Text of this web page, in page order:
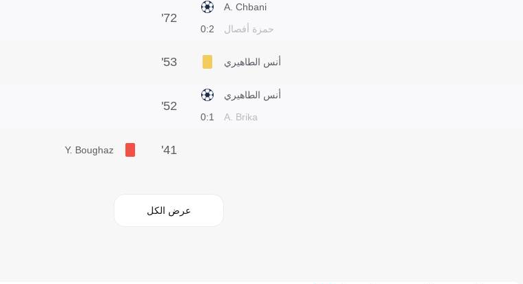
2:0
A. Chbani
حمزة أفصال
72'
أنس الطاهيري 53'
1:0
أنس الطاهيري
A. Brika
52'
Y. Boughaz 41'
عرض الكل